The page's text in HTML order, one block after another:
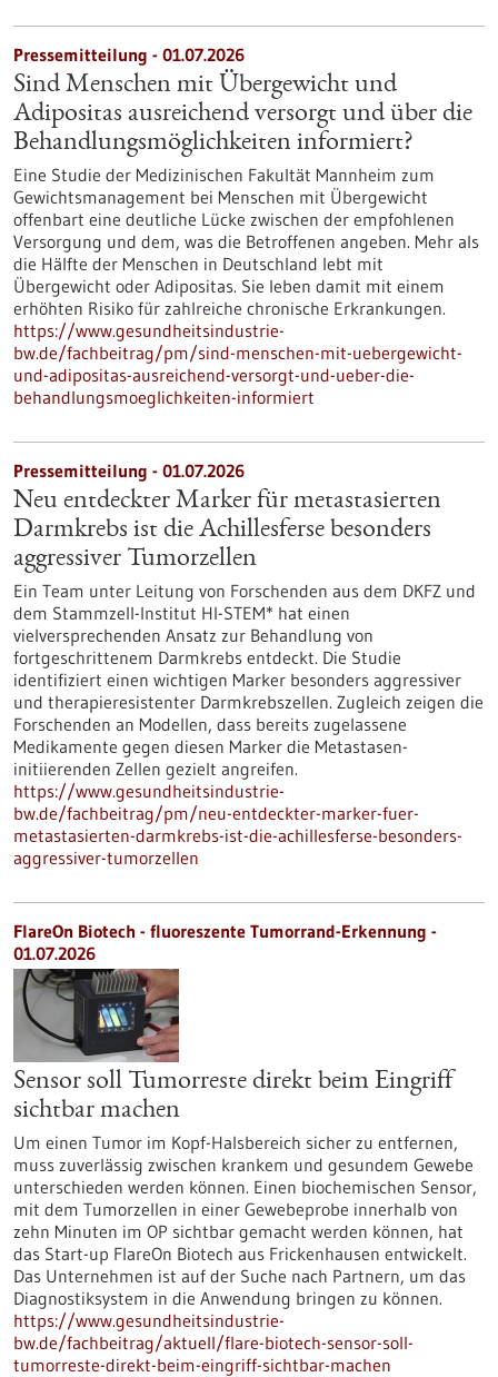
Pressemitteilung - 01.07.2026
Sind Menschen mit Übergewicht und
Adipositas ausreichend versorgt und über die
Behandlungsmöglichkeiten informiert?
Eine Studie der Medizinischen Fakultät Mannheim zum
Gewichtsmanagement bei Menschen mit Übergewicht
offenbart eine deutliche Lücke zwischen der empfohlenen
Versorgung und dem, was die Betroffenen angeben. Mehr als
die Hälfte der Menschen in Deutschland lebt mit
Übergewicht oder Adipositas. Sie leben damit mit einem
erhöhten Risiko für zahlreiche chronische Erkrankungen.
https://www.gesundheitsindustrie-
bw.de/fachbeitrag/pm/sind-menschen-mit-uebergewicht-
und-adipositas-ausreichend-versorgt-und-ueber-die-
behandlungsmoeglichkeiten-informiert
Pressemitteilung - 01.07.2026
Neu entdeckter Marker für metastasierten
Darmkrebs ist die Achillesferse besonders
aggressiver Tumorzellen
Ein Team unter Leitung von Forschenden aus dem DKFZ und
dem Stammzell-Institut HI-STEM* hat einen
vielversprechenden Ansatz zur Behandlung von
fortgeschrittenem Darmkrebs entdeckt. Die Studie
identifiziert einen wichtigen Marker besonders aggressiver
und therapieresistenter Darmkrebszellen. Zugleich zeigen die
Forschenden an Modellen, dass bereits zugelassene
Medikamente gegen diesen Marker die Metastasen-
initiierenden Zellen gezielt angreifen.
https://www.gesundheitsindustrie-
bw.de/fachbeitrag/pm/neu-entdeckter-marker-fuer-
metastasierten-darmkrebs-ist-die-achillesferse-besonders-
aggressiver-tumorzellen
FlareOn Biotech - fluoreszente Tumorrand-Erkennung -
01.07.2026
Sensor soll Tumorreste direkt beim Eingriff
sichtbar machen
Um einen Tumor im Kopf-Halsbereich sicher zu entfernen,
muss zuverlässig zwischen krankem und gesundem Gewebe
unterschieden werden können. Einen biochemischen Sensor,
mit dem Tumorzellen in einer Gewebeprobe innerhalb von
zehn Minuten im OP sichtbar gemacht werden können, hat
das Start-up FlareOn Biotech aus Frickenhausen entwickelt.
Das Unternehmen ist auf der Suche nach Partnern, um das
Diagnostiksystem in die Anwendung bringen zu können.
https://www.gesundheitsindustrie-
bw.de/fachbeitrag/aktuell/flare-biotech-sensor-soll-
tumorreste-direkt-beim-eingriff-sichtbar-machen